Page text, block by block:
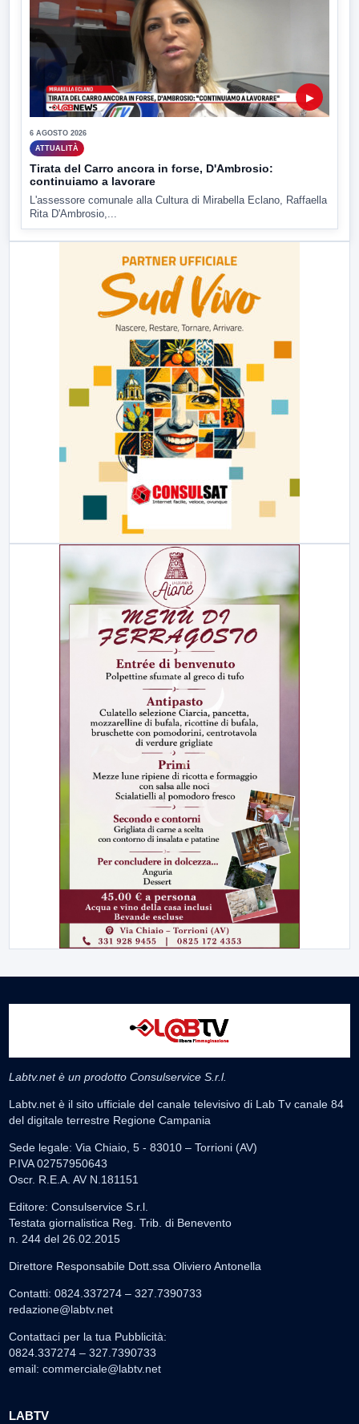
▶
6 AGOSTO 2026
ATTUALITÀ
Tirata del Carro ancora in forse, D'Ambrosio:
continuiamo a lavorare
L'assessore comunale alla Cultura di Mirabella Eclano, Raffaella
Rita D'Ambrosio,...
Labtv.net è un prodotto Consulservice S.r.l.
Labtv.net è il sito ufficiale del canale televisivo di Lab Tv canale 84
del digitale terrestre Regione Campania
Sede legale: Via Chiaio, 5 - 83010 – Torrioni (AV)
P.IVA 02757950643
Oscr. R.E.A. AV N.181151
Editore: Consulservice S.r.l.
Testata giornalistica Reg. Trib. di Benevento
n. 244 del 26.02.2015
Direttore Responsabile Dott.ssa Oliviero Antonella
Contatti: 0824.337274 – 327.7390733
redazione@labtv.net
Contattaci per la tua Pubblicità:
0824.337274 – 327.7390733
email: commerciale@labtv.net
LABTV